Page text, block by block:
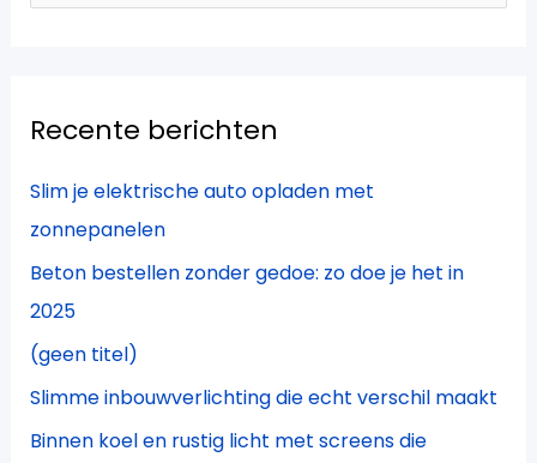
n
:
Recente berichten
Slim je elektrische auto opladen met
zonnepanelen
Beton bestellen zonder gedoe: zo doe je het in
2025
(geen titel)
Slimme inbouwverlichting die echt verschil maakt
Binnen koel en rustig licht met screens die